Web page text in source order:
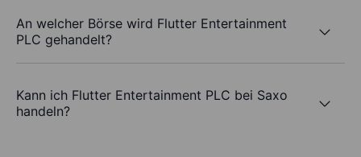
An welcher Börse wird Flutter Entertainment
PLC gehandelt?
Kann ich Flutter Entertainment PLC bei Saxo
handeln?